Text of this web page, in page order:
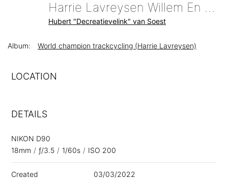
Hubert "Decreatievelink" van Soest
Album: World champion trackcycling (Harrie Lavreysen)
LOCATION
DETAILS
NIKON D90
18mm / ƒ/3.5 / 1/60s / ISO 200
Created
03/03/2022